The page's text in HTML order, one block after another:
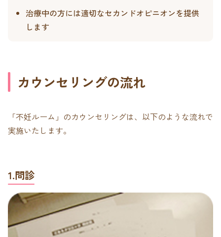
治療中の方には適切なセカンドオピニオンを提供
します
カウンセリングの流れ
「不妊ルーム」のカウンセリングは、以下のような流れで
実施いたします。
1.問診